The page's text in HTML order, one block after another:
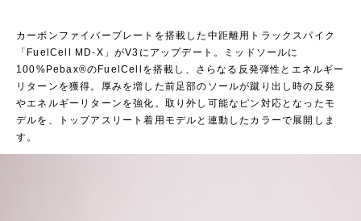
カーボンファイバープレートを搭載した中距離用トラックスパイク
「FuelCell MD-X」がV3にアップデート。ミッドソールに
100%Pebax®のFuelCellを搭載し、さらなる反発弾性とエネルギー
リターンを獲得。厚みを増した前足部のソールが蹴り出し時の反発
やエネルギーリターンを強化。取り外し可能なピン対応となったモ
デルを、トップアスリート着用モデルと連動したカラーで展開しま
す。